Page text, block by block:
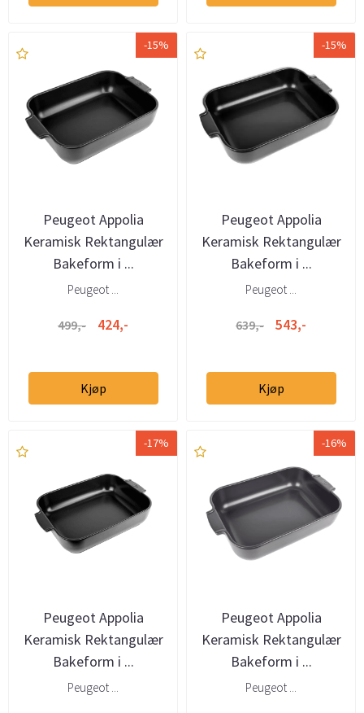
-15%
Peugeot Appolia
Keramisk Rektangulær
Bakeform i ...
Peugeot ...
499,- 424,-
Kjøp
-15%
Peugeot Appolia
Keramisk Rektangulær
Bakeform i ...
Peugeot ...
639,- 543,-
Kjøp
-17%
Peugeot Appolia
Keramisk Rektangulær
Bakeform i ...
Peugeot ...
-16%
Peugeot Appolia
Keramisk Rektangulær
Bakeform i ...
Peugeot ...